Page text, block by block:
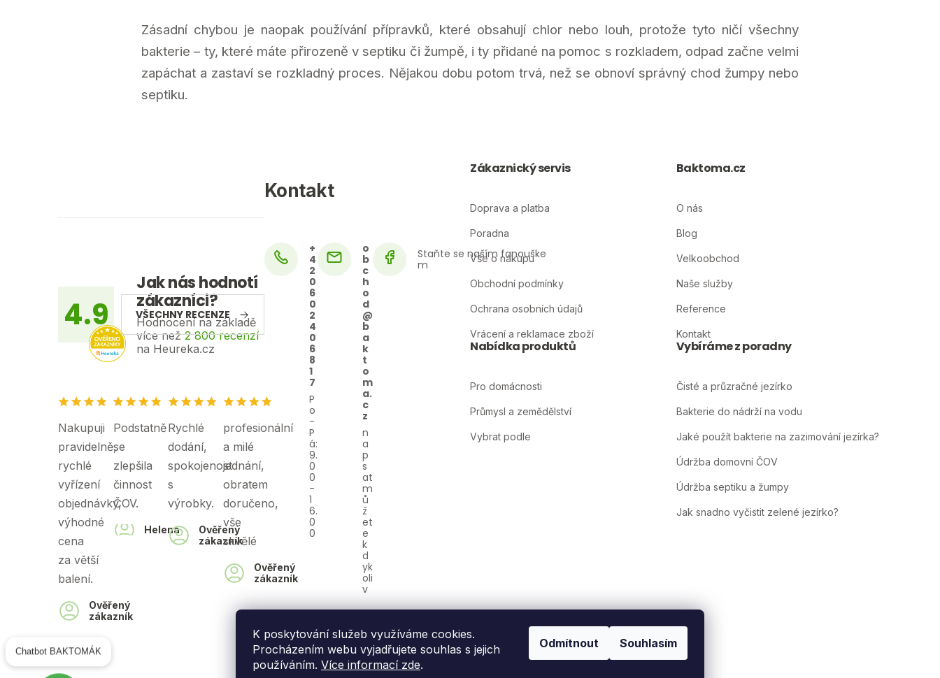
K poskytování služeb využíváme cookies.
Procházením webu vyjadřujete souhlas s jejich
používáním. Více informací zde.
Odmítnout Souhlasím
Zásadní chybou je naopak používání přípravků, které obsahují chlor nebo louh, protože tyto ničí všechny
bakterie – ty, které máte přirozeně v septiku či žumpě, i ty přidané na pomoc s rozkladem, odpad začne velmi
zapáchat a zastaví se rozkladný proces. Nějakou dobu potom trvá, než se obnoví správný chod žumpy nebo
septiku.
4.9
Jak nás hodnotí
zákazníci?
Hodnocení na základě
více než2 800 recenzí
na Heureka.cz
VŠECHNY RECENZE
Nakupuji
pravidelně,
rychlé
vyřízení
objednávky,
výhodné
cena
za větší
balení.
Ověřený
zákazník
Podstatně
se
zlepšila
činnost
ČOV.
Helena
Rychlé
dodání,
spokojenost
s
výrobky.
Ověřený
zákazník
profesionální
a milé
jednání,
obratem
doručeno,
vše
skvělé
Ověřený
zákazník
Kontakt
o
b
c
h
o
d
@
b
a
k
t
o
m
a.
c
z
+
4
2
0
6
0
2
4
0
6
8
1
7
Zákaznický servis
Doprava a platba
Poradna
Vše o nákupu
Obchodní podmínky
Ochrana osobních údajů
Vrácení a reklamace zboží
Baktoma.cz
O nás
Blog
Velkoobchod
Naše služby
Reference
Kontakt
Nabídka produktů
Pro domácnosti
Průmysl a zemědělství
Vybrat podle
Vybíráme z poradny
Čisté a průzračné jezírko
Bakterie do nádrží na vodu
Jaké použít bakterie na zazimování jezírka?
Údržba domovní ČOV
Údržba septiku a žumpy
Jak snadno vyčistit zelené jezírko?
Chatbot BAKTOMÁK